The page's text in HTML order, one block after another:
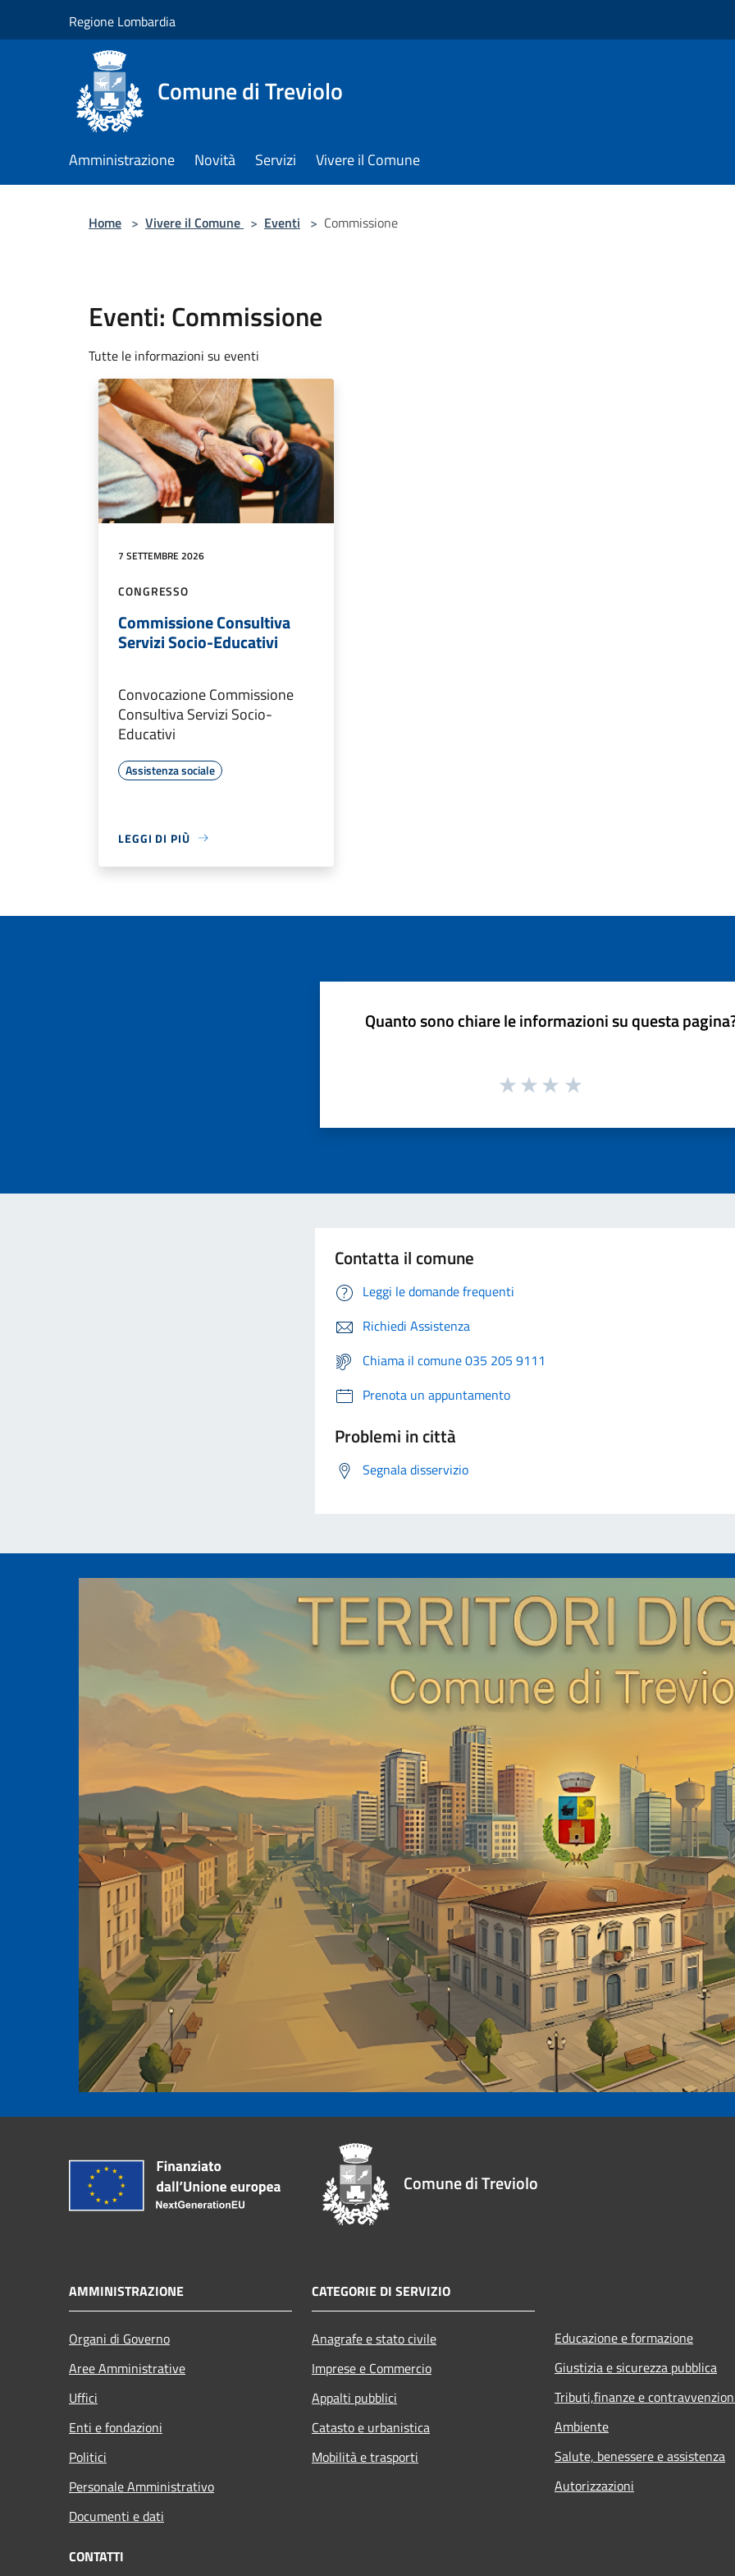
Regione Lombardia
Comune di Treviolo
Amministrazione Novità Servizi Vivere il Comune
Home > Vivere il Comune > Eventi > Commissione
Eventi: Commissione
Tutte le informazioni su eventi
7 SETTEMBRE 2026
CONGRESSO
Commissione Consultiva
Servizi Socio-Educativi
Convocazione Commissione
Consultiva Servizi Socio-
Educativi
Assistenza sociale
LEGGI DI PIÙ
Quanto sono chiare le informazioni su questa
Contatta il comune
Leggi le domande frequenti
Richiedi Assistenza
Chiama il comune 035 205 9111
Prenota un appuntamento
Problemi in città
Segnala disservizio
Comune di Treviolo
AMMINISTRAZIONE
Organi di Governo
Aree Amministrative
Uffici
Enti e fondazioni
Politici
Personale Amministrativo
Documenti e dati
CATEGORIE DI SERVIZIO
Anagrafe e stato civile
Imprese e Commercio
Appalti pubblici
Catasto e urbanistica
Mobilità e trasporti
Educazione e formazione
Giustizia e sicurezza pubblica
Tributi,finanze e
Ambiente
Salute, benessere e assistenza
Autorizzazioni
CONTATTI